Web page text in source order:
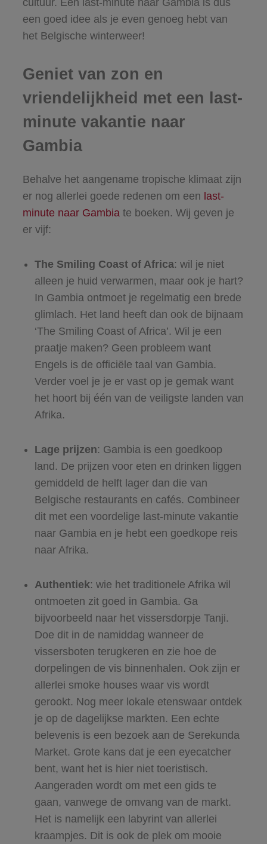
cultuur. Een last-minute naar Gambia is dus
een goed idee als je even genoeg hebt van
het Belgische winterweer!
Geniet van zon en
vriendelijkheid met een last-
minute vakantie naar
Gambia
Behalve het aangename tropische klimaat zijn
er nog allerlei goede redenen om een last-
minute naar Gambiate boeken. Wij geven je
er vijf:
The Smiling Coast of Africa: wil je niet
alleen je huid verwarmen, maar ook je hart?
In Gambia ontmoet je regelmatig een brede
glimlach. Het land heeft dan ook de bijnaam
‘The Smiling Coast of Africa’. Wil je een
praatje maken? Geen probleem want
Engels is de officiële taal van Gambia.
Verder voel je je er vast op je gemak want
het hoort bij één van de veiligste landen van
Afrika.
Lage prijzen: Gambia is een goedkoop
land. De prijzen voor eten en drinken liggen
gemiddeld de helft lager dan die van
Belgische restaurants en cafés. Combineer
dit met een voordelige last-minute vakantie
naar Gambia en je hebt een goedkope reis
naar Afrika.
Authentiek: wie het traditionele Afrika wil
ontmoeten zit goed in Gambia. Ga
bijvoorbeeld naar het vissersdorpje Tanji.
Doe dit in de namiddag wanneer de
vissersboten terugkeren en zie hoe de
dorpelingen de vis binnenhalen. Ook zijn er
allerlei smoke houses waar vis wordt
gerookt. Nog meer lokale etenswaar ontdek
je op de dagelijkse markten. Een echte
belevenis is een bezoek aan de Serekunda
Market. Grote kans dat je een eyecatcher
bent, want het is hier niet toeristisch.
Aangeraden wordt om met een gids te
gaan, vanwege de omvang van de markt.
Het is namelijk een labyrint van allerlei
kraampjes. Dit is ook de plek om mooie